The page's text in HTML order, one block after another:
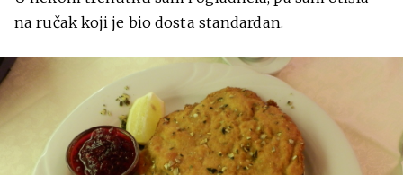
na ručak koji je bio dosta standardan.